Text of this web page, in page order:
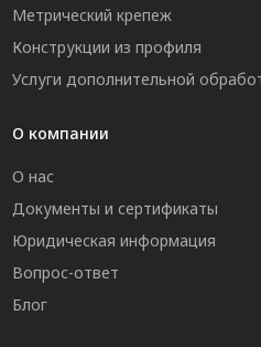
Метрический крепеж
Конструкции из профиля
Услуги дополнительной
О компании
О нас
Документы и сертификаты
Юридическая информация
Вопрос-ответ
Блог